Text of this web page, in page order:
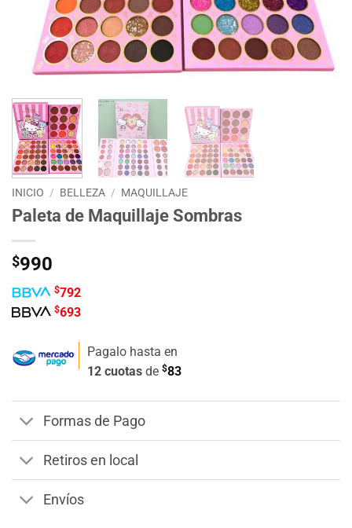
INICIO / BELLEZA / MAQUILLAJE
Paleta de Maquillaje Sombras
$990
$792
$693
Pagalo hasta en
12 cuotas de $83
Formas de Pago
Retiros en local
Envíos